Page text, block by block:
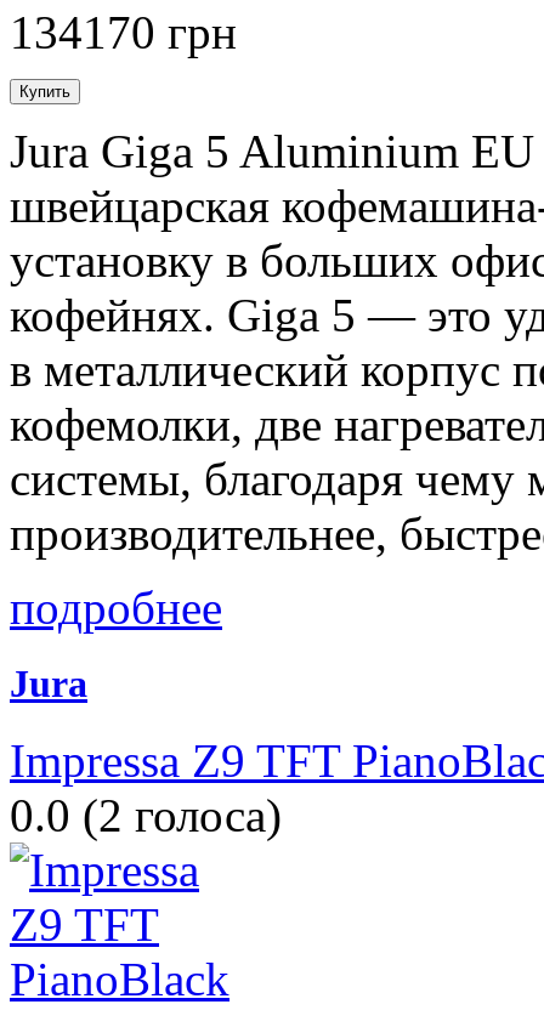
134170 грн
Jura Giga 5 Aluminium
швейцарская
установку в больших
кофейнях. Giga 5 — это
в металлический корпус
кофемолки, две
системы, благодаря чему
производительнее,
подробнее
Jura
Impressa Z9 TFT
0.0 (2 голоса)